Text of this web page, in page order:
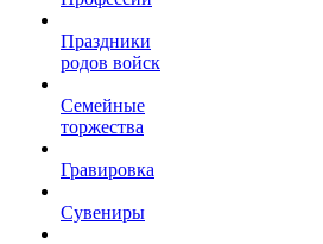
Праздники
родов войск
Семейные
торжества
Гравировка
Сувениры